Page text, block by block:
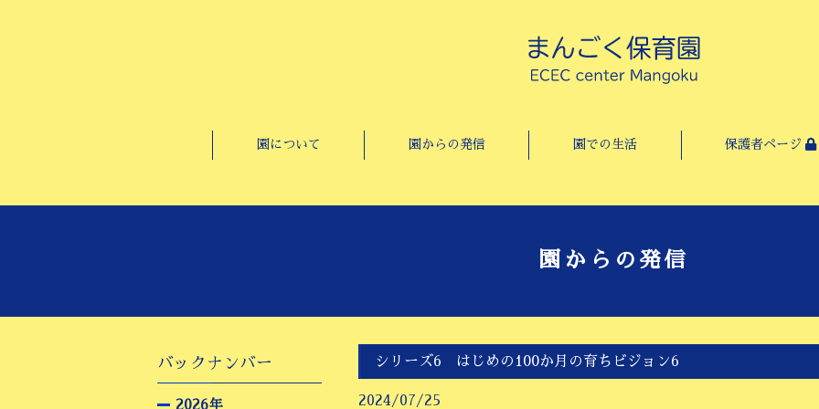
園について 園からの発信 園での生活 保護者ページ
園からの発信
シリーズ6 はじめの100か月の育ちビジョン6
2024/07/25
バックナンバー
2026年